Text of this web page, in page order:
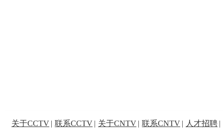
关于CCTV | 联系CCTV | 关于CNTV | 联系CNTV | 人才招聘 |